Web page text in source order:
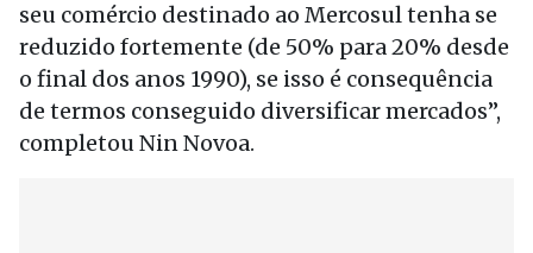
seu comércio destinado ao Mercosul tenha se
reduzido fortemente (de 50% para 20% desde
o final dos anos 1990), se isso é consequência
de termos conseguido diversificar mercados”,
completou Nin Novoa.